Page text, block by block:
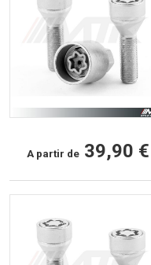
A partir de 39,90 €